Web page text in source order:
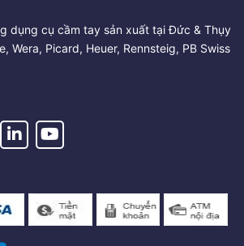
dụng cụ cầm tay sản xuất tại Đức & Thụy
Wera, Picard, Heuer, Rennsteig, PB Swiss